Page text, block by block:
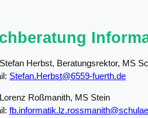
Herbst, Beratungsrektor, MS
Stefan.Herbst@6559-fuerth.de
Roßmanith, MS Stein